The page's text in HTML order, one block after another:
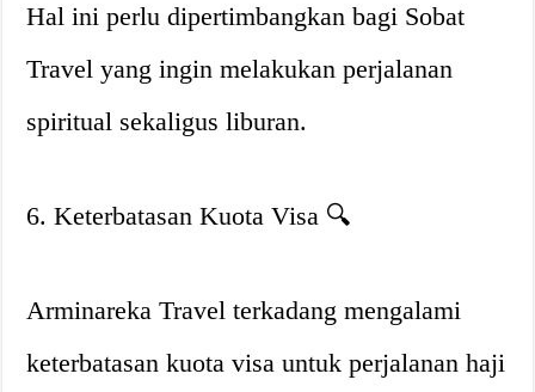
Hal ini perlu dipertimbangkan bagi Sobat
Travel yang ingin melakukan perjalanan
spiritual sekaligus liburan.
6. Keterbatasan Kuota Visa 🔍
Arminareka Travel terkadang mengalami
keterbatasan kuota visa untuk perjalanan haji